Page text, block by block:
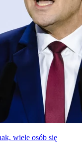
wiele osób się